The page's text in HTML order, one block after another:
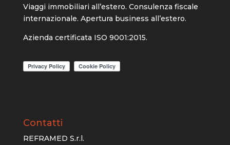
Viaggi immobiliari all’estero. Consulenza fiscale
internazionale. Apertura business all’estero.
Azienda certificata ISO 9001:2015.
Contatti
REFRAMED S.r.l.